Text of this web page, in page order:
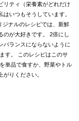
リティ（栄養素がどれだけ
いつもそうしています。
ジナルのレシピでは、新鮮
のが大好きです。 2倍にし
バランスにならないように
す。 このレシピはこのサ
単品で食すか、野菜やトル
りください。